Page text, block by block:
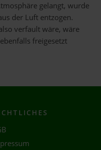
gelangt, wurde
der Luft entzogen.
verfault wäre, wäre
freigesetzt